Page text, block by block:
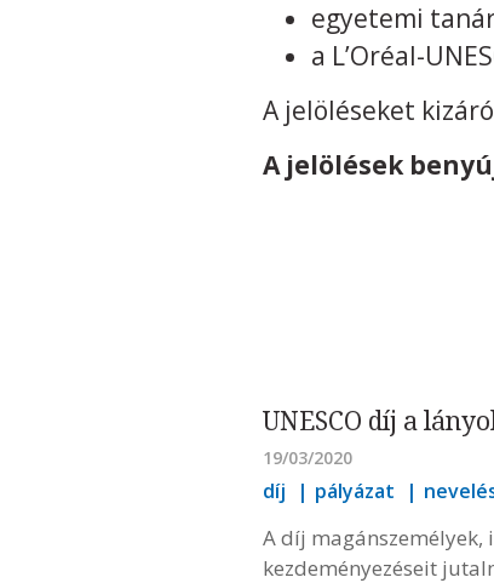
egyetemi
a L’Oréal-
A jelöléseket
A jelölések
UNESCO díj a
19/03/2020
díj pályázat
A díj magánszemélyek,
kezdeményezéseit